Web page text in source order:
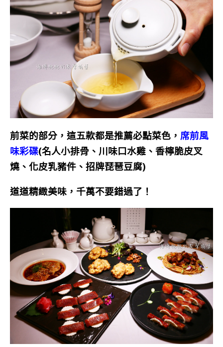
前菜的部分，這五款都是推薦必點菜色， 席前風
味彩碟(名人小排骨、川味口水雞、香檸脆皮叉
燒、化皮乳豬件、招牌琵琶豆腐)
道道精緻美味，千萬不要錯過了！